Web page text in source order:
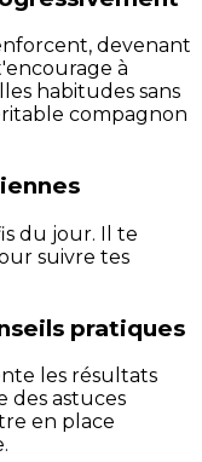
devenant
à
habitudes sans
compagnon
du jour. Il te
suivre tes
pratiques
les résultats
des astuces
en place